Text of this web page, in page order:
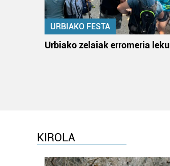
URBIAKO FESTA
Urbiako zelaiak erromeria leku
KIROLA